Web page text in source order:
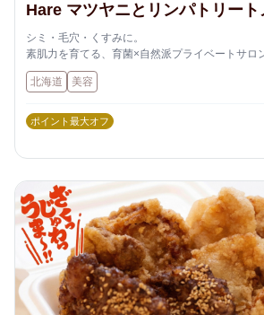
Hare マツヤニとリンパトリー
シミ・毛穴・くすみに。
素肌力を育てる、育菌×自然派プライベートサロ
北海道 美容
ポイント最大オフ